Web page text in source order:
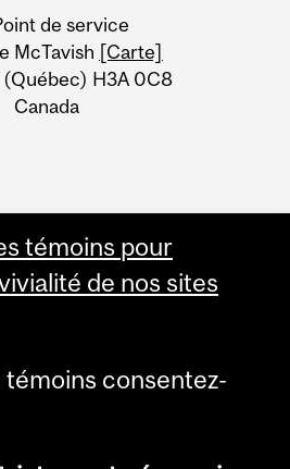
de service
McTavish [Carte]
H3A 0C8
Canada
témoins pour
de nos sites
témoins consentez-